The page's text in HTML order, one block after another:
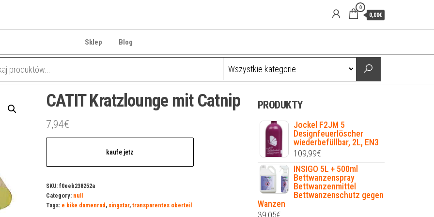
0
0,00€
Sklep Blog
CATIT Kratzlounge mit Catnip
7,94€
kaufe jetz
SKU: f0eeb238252a
Category: null
Tags: e bike damenrad , singstar, transparentes oberteil
PRODUKTY
Jockel F2JM 5
Designfeuerlöscher
wiederbefüllbar, 2L, EN3
109,99€
INSIGO 5L + 500ml
Bettwanzenspray
Bettwanzenmittel
Bettwanzenschutz gegen
Wanzen
39,05€